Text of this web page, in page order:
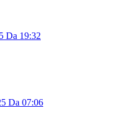
Da 19:32
Da 07:06